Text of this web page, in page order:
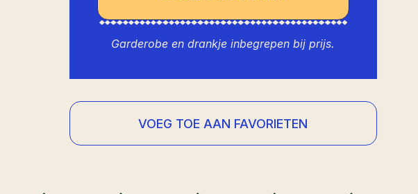
Garderobe en drankje inbegrepen bij prijs.
VOEG TOE AAN FAVORIETEN